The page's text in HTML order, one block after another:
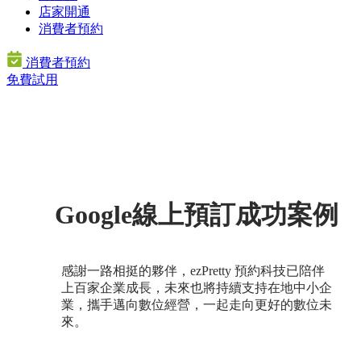
店家開通
消費者預約
消費者預約
免費試用
Google線上預訂成功案例
感謝一路相挺的夥伴，ezPretty 預約科技已陪伴
上百家企業成長，未來也將持續支持在地中小企
業，攜手邁向數位經營，一起走向更好的數位未
來。